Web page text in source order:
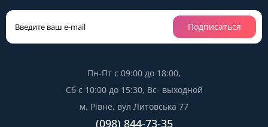
Подписаться
Пн-Пт с 09:00 до 18:00,
Сб с 10:00 до 15:30, Вс- выходной
м. Рівне, вул Литовська 77
(098) 844-73-35